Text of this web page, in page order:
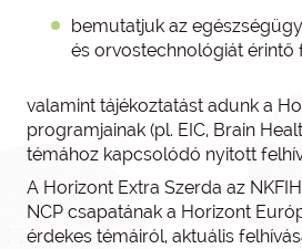
bemutatjuk az
és orvostechnológiát érintő
valamint tájékoztatást adunk a
programjainak (pl. EIC, Brain
témához kapcsolódó nyitott
A Horizont Extra Szerda az
NCP csapatának a Horizont
érdekes témáiról, aktuális